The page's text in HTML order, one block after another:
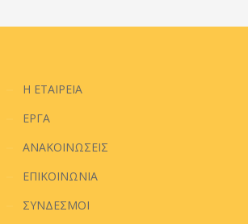
Η ΕΤΑΙΡΕΙΑ
ΕΡΓΑ
ΑΝΑΚΟΙΝΩΣΕΙΣ
ΕΠΙΚΟΙΝΩΝΙΑ
ΣΥΝΔΕΣΜΟΙ